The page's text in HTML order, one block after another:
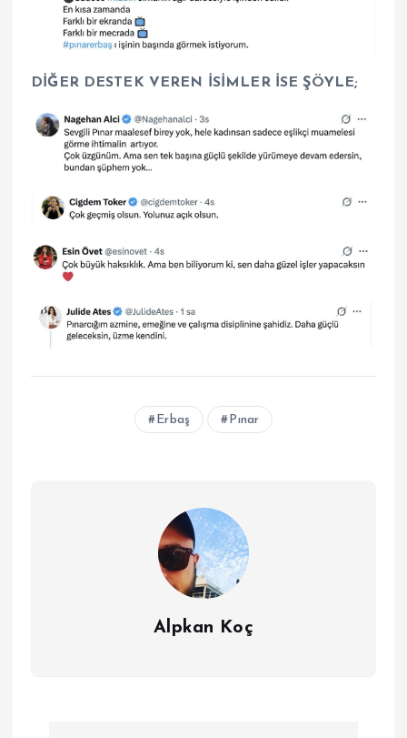
DİĞER DESTEK VEREN İSİMLER İSE ŞÖYLE;
Erbaş Pınar
Alpkan Koç